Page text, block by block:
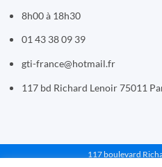
8h00 à 18h30
01 43 38 09 39
gti-france@hotmail.fr
117 bd Richard Lenoir 75011
117 boulevard